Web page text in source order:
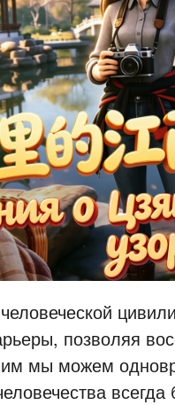
позволяя
мы можем